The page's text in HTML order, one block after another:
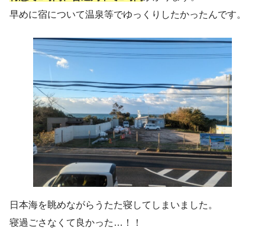
早めに宿について温泉等でゆっくりしたかったんです。
日本海を眺めながらうたた寝してしまいました。
寝過ごさなくて良かった…！！